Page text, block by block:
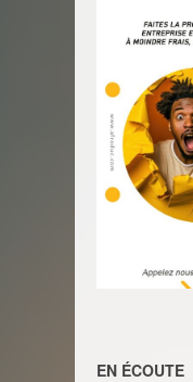
EN ÉCOUTE